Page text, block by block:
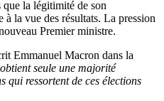
que la légitimité de son
à la vue des résultats. La pression
Premier ministre.
Emmanuel Macron dans la
seule une majorité
qui ressortent de ces élections